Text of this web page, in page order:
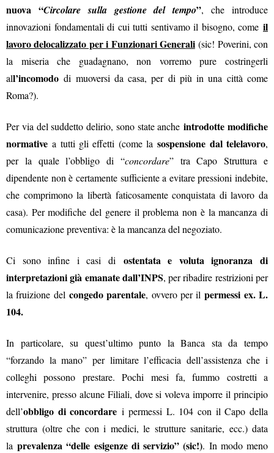
nuova “Circolare sulla gestione del tempo”, che introduce
innovazioni fondamentali di cui tutti sentivamo il bisogno, come il
lavoro delocalizzato per i Funzionari Generali(sic! Poverini, con
la miseria che guadagnano, non vorremo pure costringerli
all’incomodo di muoversi da casa, per di più in una città come
Roma?).
Per via del suddetto delirio, sono state anche introdotte modifiche
normative a tutti gli effetti (come lasospensione dal telelavoro,
per la quale l’obbligo di “concordare” tra Capo Struttura e
dipendente non è certamente sufficiente a evitare pressioni indebite,
che comprimono la libertà faticosamente conquistata di lavoro da
casa). Per modifiche del genere il problema non è la mancanza di
comunicazione preventiva: è la mancanza del negoziato.
Ci sono infine i casi di ostentata e voluta ignoranza di
interpretazioni già emanate dall’INPS, per ribadire restrizioni per
la fruizione del congedo parentale, ovvero per ilpermessi ex. L.
104.
In particolare, su quest’ultimo punto la Banca sta da tempo
“forzando la mano” per limitare l’efficacia dell’assistenza che i
colleghi possono prestare. Pochi mesi fa, fummo costretti a
intervenire, presso alcune Filiali, dove si voleva imporre il principio
dell’obbligo di concordare i permessi L. 104 con il Capo della
struttura (oltre che con i medici, le strutture sanitarie, ecc.) data
laprevalenza “delle esigenze di servizio” (sic!). In modo meno